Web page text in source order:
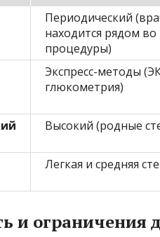
Периодический
находится рядом
процедуры)
Экспресс-методы
глюкометрия)
Высокий (родные
Легкая и средняя
и